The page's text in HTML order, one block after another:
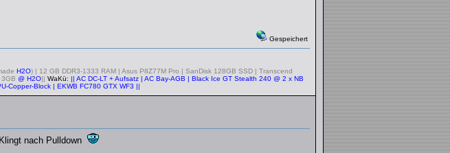
Gespeichert
H2O) | 12 GB DDR3-1333 RAM | Asus P8Z77M Pro | SanDisk 128GB SSD | Transcend
@ H2O|| WaKü: || AC DC-LT + Aufsatz | AC Bay-AGB | Black Ice GT Stealth 240 @ 2 x NB
Copper-Block | EKWB FC780 GTX WF3 ||
nach Pulldown